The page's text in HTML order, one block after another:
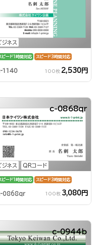
ジネス
ピード1時間対応 スピード3時間対応
1140 100枚 2,530円
ジネス QRコード
c-0868qr
ピード1時間対応 スピード3時間対応
0868qr 100枚 3,080円
c-0944b